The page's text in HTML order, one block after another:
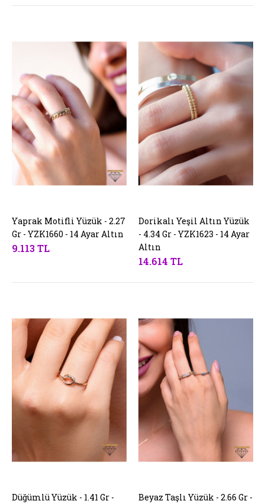
SEPETE EKLE
Yaprak Motifli Yüzük - 2.27
Gr - YZK1660 - 14 Ayar Altın
9.113 TL
SEPETE EKLE
Dorikalı Yeşil Altın Yüzük
- 4.34 Gr - YZK1623 - 14 Ayar
Altın
14.614 TL
SEPETE EKLE
Düğümlü Yüzük - 1.41 Gr -
SEPETE EKLE
Beyaz Taşlı Yüzük - 2.66 Gr -